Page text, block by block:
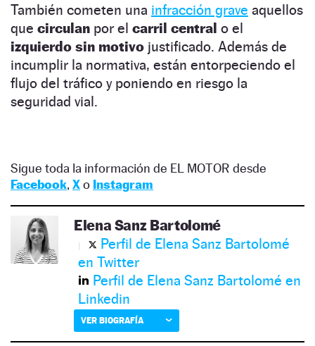
También cometen una infracción grave aquellos
que circulan por el carril central o el
izquierdo sin motivo justificado. Además de
incumplir la normativa, están entorpeciendo el
flujo del tráfico y poniendo en riesgo la
seguridad vial.
Sigue toda la información de EL MOTOR desde
Facebook, Xo Instagram
Elena Sanz Bartolomé
Perfil de Elena Sanz Bartolomé
en Twitter
Perfil de Elena Sanz Bartolomé en
Linkedin
VER BIOGRAFÍA